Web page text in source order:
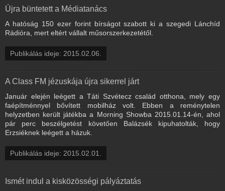
Újra büntetett a Médiatanács
A hatóság 150 ezer forint bírságot szabott ki a szegedi Lánchíd
Rádióra, mert eltért vállalt műsorszerkezetétől.
Publikálás ideje: 2015.02.06.
A Class FM jézuskája újra sikerrel járt
Január elején leégett a Táti Szvétecz család otthona, mely egy
faépítménnyel bővített mobilház volt. Ebben a reménytelen
helyzetben került játékba a Morning Showba 2015.01.14-én, ahol
pár perc beszélgetést követően Balázsék kipuhatolták, hogy
Erzsiéknek leégett a házuk.
Publikálás ideje: 2015.02.01.
Ismét indul a kisközösségi pályáztatás